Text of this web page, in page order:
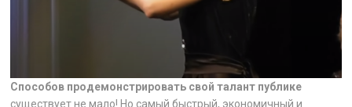
Способов продемонстрировать свой талант публике
существует не мало! Но самый быстрый, экономичный и